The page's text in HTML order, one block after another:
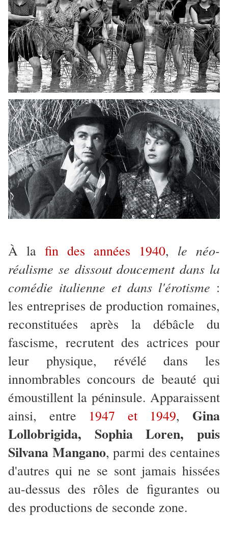
À la fin des années 1940, le néo-
réalisme se dissout doucement dans la
comédie italienne et dans l'érotisme :
les entreprises de production romaines,
reconstituées après la débâcle du
fascisme, recrutent des actrices pour
leur physique, révélé dans les
innombrables concours de beauté qui
émoustillent la péninsule. Apparaissent
ainsi, entre 1947 et 1949, Gina
Lollobrigida, Sophia Loren, puis
Silvana Mangano, parmi des centaines
d'autres qui ne se sont jamais hissées
au-dessus des rôles de figurantes ou
des productions de seconde zone.